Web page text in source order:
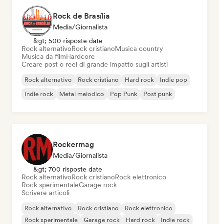
Rock de Brasília
Media/Giornalista
&gt; 500 risposte date
Rock alternativoRock cristianoMusica country
Musica da filmHardcore
Creare post o reel di grande impatto sugli artisti
Rock alternativo Rock cristiano Hard rock
Indie pop
Indie rock
Metal melodico Pop Punk Post punk
Rockermag
Media/Giornalista
&gt; 700 risposte date
Rock alternativoRock cristianoRock elettronico
Rock sperimentaleGarage rock
Scrivere articoli
Rock alternativo Rock cristiano
Rock elettronico
Rock sperimentale
Garage rock Hard rock
Indie rock